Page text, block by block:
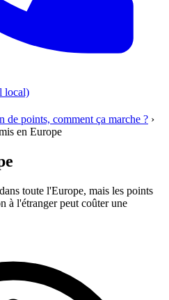
local)
de points, comment ça marche ? ›
en Europe
toute l'Europe, mais les points
à l'étranger peut coûter une